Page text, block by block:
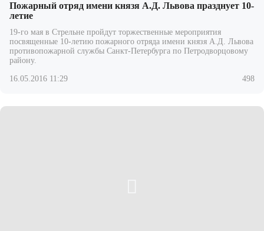
Пожарный отряд имени князя А.Д. Львова празднует 10-
летие
19-го мая в Стрельне пройдут торжественные мероприятия
посвященные 10-летию пожарного отряда имени князя А.Д. Львова
противопожарной службы Санкт-Петербурга по Петродворцовому
району.
16.05.2016 11:29 498